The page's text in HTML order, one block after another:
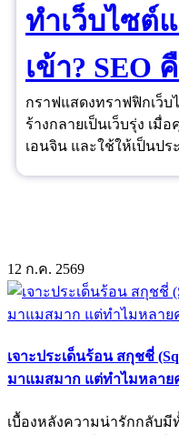
ทำเว็บไซต์
เข้า?
กราฟแสดงทราฟฟิกเว็บ
ร้างกลายเป็นเว็บรุ่ง เมื่
เอนจิน และใช้ให้เป็นปร
12 ก.ค. 2569
เจาะประเด็นร้อน สกุชชี่
มาแมสมาก แต่ทำไมหลาย
เบื้องหลังความน่ารักกลับ